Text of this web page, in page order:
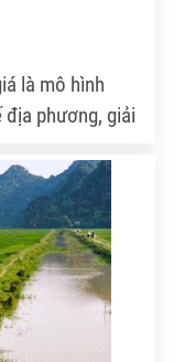
là mô hình
phương, giải
là các hộ kinh
ký kinh
dễ bị tổn
trường kinh
chính sách.